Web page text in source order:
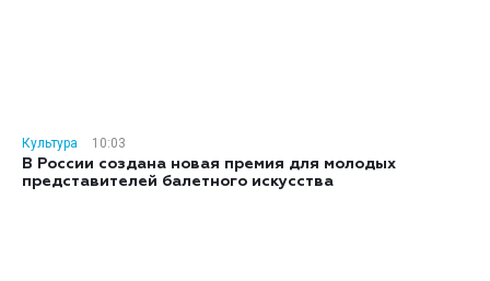
Культура
10:03
В России создана новая премия для молодых
представителей балетного искусства